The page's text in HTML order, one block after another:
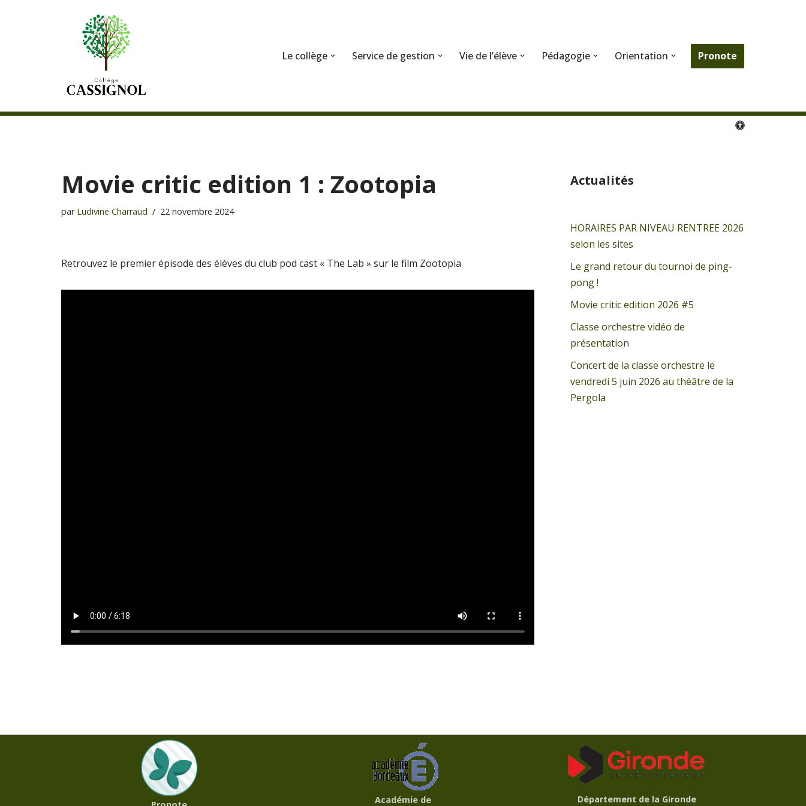
Le collège Service de gestion Vie de l’élève Pédagogie Orientation Pronote
Movie critic edition 1 : Zootopia
par Ludivine Charraud 22 novembre 2024
Retrouvez le premier épisode des élèves du club pod cast « The Lab » sur le film Zootopia
Actualités
HORAIRES PAR NIVEAU RENTREE 2026
selon les sites
Le grand retour du tournoi de ping-
pong !
Movie critic edition 2026 #5
Classe orchestre vidéo de
présentation
Concert de la classe orchestre le
vendredi 5 juin 2026 au théâtre de la
Pergola
Académie de Département de la Gironde